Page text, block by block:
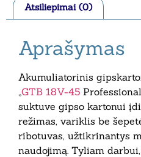
Atsiliepimai (0)
Aprašymas
Akumuliatorinis
„GTB 18V-45
suktuve gipso kartonui
režimas, variklis be
ribotuvas, užtikrinantys
naudojimą. Tyliam